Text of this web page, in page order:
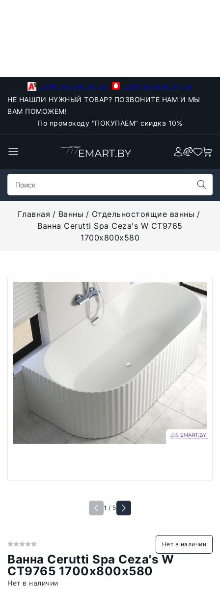
+375-29-118-21-34
+375-33-918-21-34
НЕ НАШЛИ НУЖНЫЙ ТОВАР? ПОЗВОНИТЕ НАМ И МЫ
ВАМ ПОМОЖЕМ!
По промокоду "ПОКУПАЕМ" скидка 10%
Главная Ванны
Отдельностоящие ванны
Ванна Cerutti Spa Ceza's W CT9765
1700x800x580
1 / 5
Нет в наличии
Ванна Cerutti Spa Ceza's W
CT9765 1700x800x580
Нет в наличии